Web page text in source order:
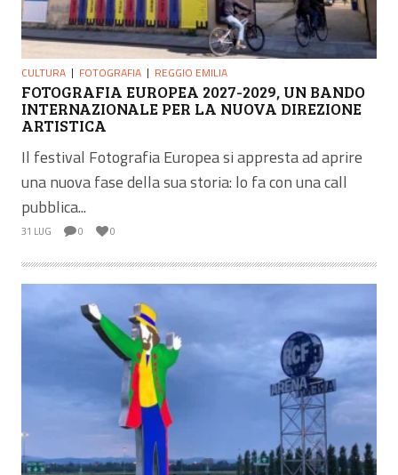
CULTURA FOTOGRAFIA REGGIO EMILIA
FOTOGRAFIA EUROPEA 2027-2029, UN BANDO
INTERNAZIONALE PER LA NUOVA DIREZIONE
ARTISTICA
Il festival Fotografia Europea si appresta ad aprire
una nuova fase della sua storia: lo fa con una call
pubblica...
31 LUG 0 0